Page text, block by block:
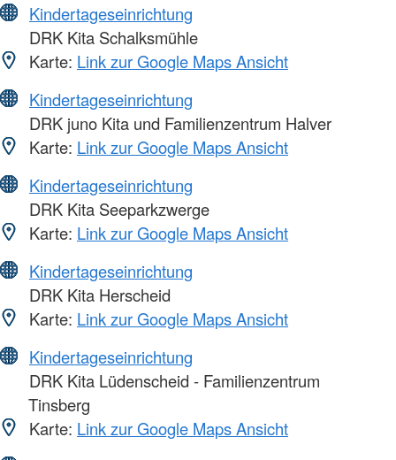
Kindertageseinrichtung
DRK Kita Schalksmühle
Karte: Link zur Google Maps Ansicht
Kindertageseinrichtung
DRK juno Kita und Familienzentrum Halver
Karte: Link zur Google Maps Ansicht
Kindertageseinrichtung
DRK Kita Seeparkzwerge
Karte: Link zur Google Maps Ansicht
Kindertageseinrichtung
DRK Kita Herscheid
Karte: Link zur Google Maps Ansicht
Kindertageseinrichtung
DRK Kita Lüdenscheid - Familienzentrum
Tinsberg
Karte: Link zur Google Maps Ansicht